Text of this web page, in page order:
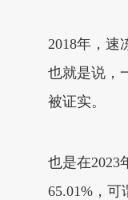
2018年，速
也就是说，
被证实。
也是在2023
65.01%，可